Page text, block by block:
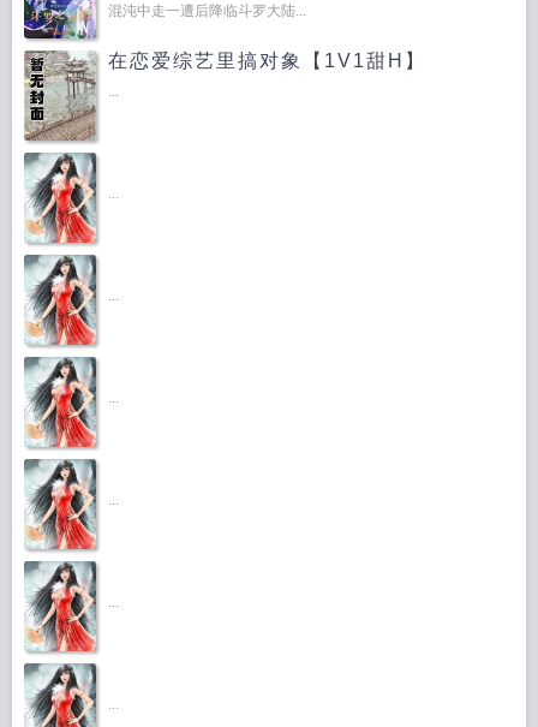
混沌中走一遭后降临斗罗大陆...
在恋爱综艺里搞对象【1V1甜H】
...
...
...
...
...
...
...